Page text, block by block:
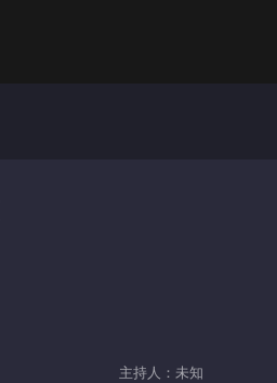
主持人：未知